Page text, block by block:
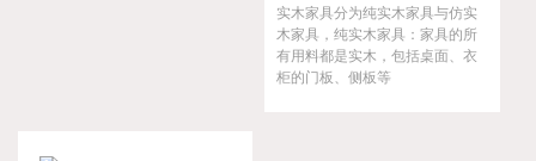
实木家具分为纯实木家具与仿实
木家具，纯实木家具：家具的所
有用料都是实木，包括桌面、衣
柜的门板、侧板等